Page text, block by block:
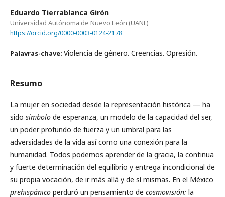
Eduardo Tierrablanca Girón
Universidad Autónoma de Nuevo León (UANL)
https://orcid.org/0000-0003-0124-2178
Palavras-chave: Violencia de género. Creencias. Opresión.
Resumo
La mujer en sociedad desde la representación histórica — ha
sido símbolo de esperanza, un modelo de la capacidad del ser,
un poder profundo de fuerza y un umbral para las
adversidades de la vida así como una conexión para la
humanidad. Todos podemos aprender de la gracia, la continua
y fuerte determinación del equilibrio y entrega incondicional de
su propia vocación, de ir más allá y de sí mismas. En el México
prehispánico perduró un pensamiento de cosmovisión: la